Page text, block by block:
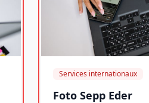
Services internationaux
Foto Sepp Eder